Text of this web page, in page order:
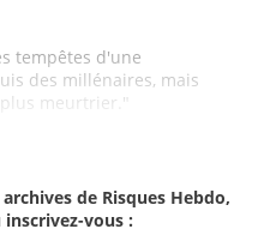
tempêtes d'une
des millénaires, mais
meurtrier."
de Risques Hebdo,
vous :